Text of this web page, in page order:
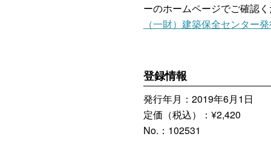
ーのホームページでご確認
（一財）建築保全センター
登録情報
発行年月：2019年6月1日
定価（税込）：¥2,420
No.：102531